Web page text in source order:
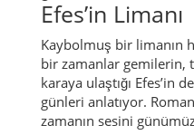
Efes’in Limanı
Kaybolmuş bir limanın
bir zamanlar gemilerin,
karaya ulaştığı Efes’in
günleri anlatıyor.
zamanın sesini